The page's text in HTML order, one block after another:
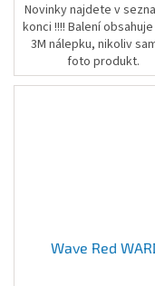
Novinky najdete v
konci !!!! Balení
3M nálepku, nikoliv
foto produkt.
Wave Red